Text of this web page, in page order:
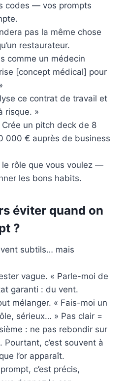
codes — vos prompts
pas la même chose
restaurateur.
comme un médecin
[concept médical] pour
ce contrat de travail et
risque. »
un pitch deck de 8
000 € auprès de business
le rôle que vous voulez —
les bons habits.
éviter quand on
?
subtils… mais
vague. « Parle-moi de
garanti : du vent.
mélanger. « Fais-moi un
sérieux… » Pas clair =
: ne pas rebondir sur
Pourtant, c’est souvent à
l’or apparaît.
c’est précis,